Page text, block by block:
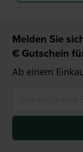
Melden Sie
€ Gutschein
Ab einem